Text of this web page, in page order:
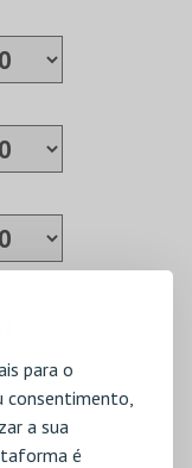
para o
consentimento,
a sua
é